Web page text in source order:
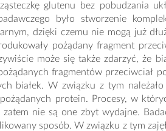
glutenu bez pobudzania
było stworzenie
dzięki czemu nie mogą już
pożądany fragment
może się także zdarzyć, że
fragmentów przeciwciał
białek. W związku z tym
protein. Procesy, w
zatem nie są one zbyt wydajne.
sposób. W związku z tym